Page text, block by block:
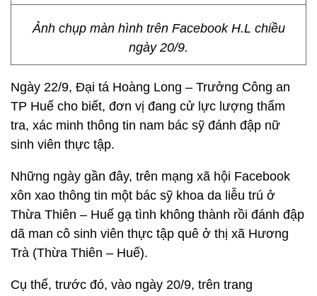
Ảnh chụp màn hình trên Facebook H.L chiều
ngày 20/9.
Ngày 22/9, Đại tá Hoàng Long – Trưởng Công an
TP Huế cho biết, đơn vị đang cử lực lượng thẩm
tra, xác minh thông tin nam bác sỹ đánh đập nữ
sinh viên thực tập.
Những ngày gần đây, trên mạng xã hội Facebook
xôn xao thông tin một bác sỹ khoa da liễu trú ở
Thừa Thiên – Huế gạ tình không thành rồi đánh đập
dã man cô sinh viên thực tập quê ở thị xã Hương
Trà (Thừa Thiên – Huế).
Cụ thể, trước đó, vào ngày 20/9, trên trang